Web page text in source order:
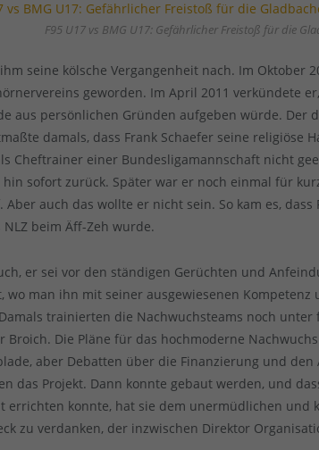
F95 U17 vs BMG U17: Gefährlicher Freistoß für die
seine kölsche Vergangenheit nach. Im Oktober
geworden. Im April 2011 verkündete
aus persönlichen Gründen aufgeben würde. Der
damals, dass Frank Schaefer seine religiöse
Cheftrainer einer Bundesligamannschaft nicht
hin sofort zurück. Später war er noch einmal für
Aber auch das wollte er nicht sein. So kam es, dass
NLZ beim Äff-Zeh wurde.
er sei vor den ständigen Gerüchten und
wo man ihn mit seiner ausgewiesenen
trainierten die Nachwuchsteams noch
Broich. Die Pläne für das hochmoderne
aber Debatten über die Finanzierung und
das Projekt. Dann konnte gebaut werden, und
errichten konnte, hat sie dem unermüdlichen und
zu verdanken, der inzwischen Direktor